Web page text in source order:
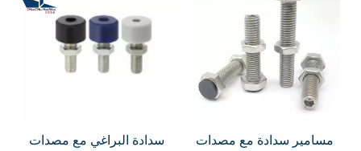
مسامير سدادة مع مصدات
سدادة البراغي مع مصدات